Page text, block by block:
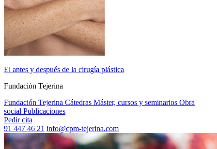
El antes y después de la cirugía plástica
Fundación Tejerina
Fundación Tejerina Cátedras Máster, cursos y seminarios Obra
social Publicaciones
Pedir cita
91 447 46 21 info@cpm-tejerina.com